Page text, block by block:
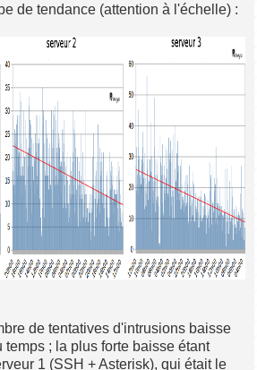
de tendance (attention à l'échelle) :
de tentatives d'intrusions baisse
temps ; la plus forte baisse étant
1 (SSH + Asterisk), qui était le